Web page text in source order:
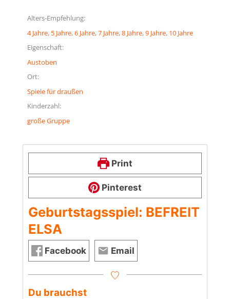
Alters-Empfehlung:
4 Jahre, 5 Jahre, 6 Jahre, 7 Jahre, 8 Jahre, 9 Jahre, 10 Jahre
Eigenschaft:
Austoben
Ort:
Spiele für draußen
Kinderzahl:
große Gruppe
Print
Pinterest
Geburtstagsspiel: BEFREIT
ELSA
Facebook Email
Du brauchst